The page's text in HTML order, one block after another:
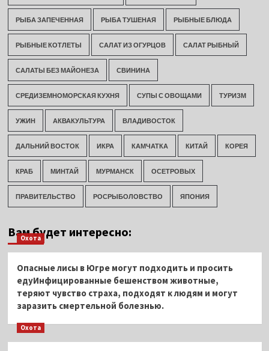
РЫБА ЗАПЕЧЕННАЯ РЫБА ТУШЕНАЯ РЫБНЫЕ БЛЮДА
РЫБНЫЕ КОТЛЕТЫ САЛАТ ИЗ ОГУРЦОВ САЛАТ РЫБНЫЙ
САЛАТЫ БЕЗ МАЙОНЕЗА СВИНИНА
СРЕДИЗЕМНОМОРСКАЯ КУХНЯ СУПЫ С ОВОЩАМИ ТУРИЗМ
УЖИН АКВАКУЛЬТУРА ВЛАДИВОСТОК
ДАЛЬНИЙ ВОСТОК ИКРА КАМЧАТКА КИТАЙ КОРЕЯ
КРАБ МИНТАЙ МУРМАНСК ОСЕТРОВЫХ
ПРАВИТЕЛЬСТВО РОСРЫБОЛОВСТВО ЯПОНИЯ
Вам будет интересно:
Охота
Опасные лисы в Югре могут подходить и просить
едуИнфицированные бешенством животные,
теряют чувство страха, подходят к людям и могут
заразить смертельной болезнью.
Охота